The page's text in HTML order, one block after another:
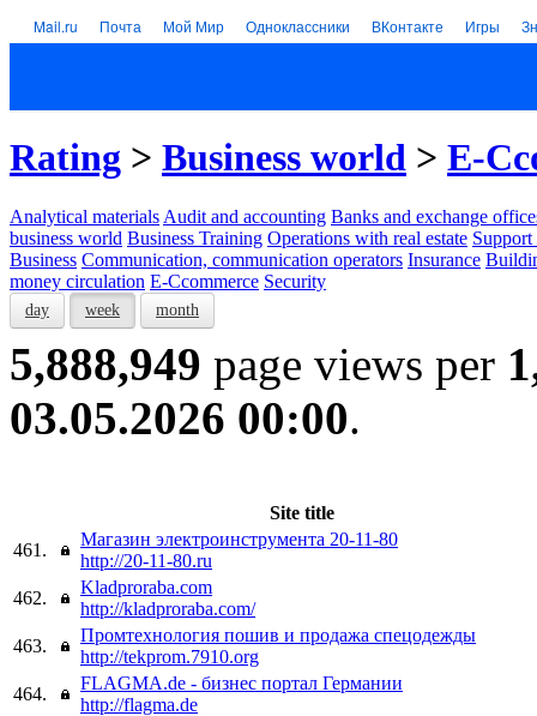
Mail.ru Почта Мой Мир Одноклассники ВКонтакте Игры
Rating > Business world > E-
Analytical materials Audit and accounting Banks and exchange
business world Business Training Operations with real estate Support
Business Communication, communication operators Insurance
money circulation E-Ccommerce Security
day week month
5,888,949 page views per
03.05.2026 00:00.
Site title
461.
Магазин электроинструмента 20-11-80
http://20-11-80.ru
462.
Kladproraba.com
http://kladproraba.com/
463.
Промтехнология пошив и продажа спецодежды
http://tekprom.7910.org
464.
FLAGMA.de - бизнес портал Германии
http://flagma.de